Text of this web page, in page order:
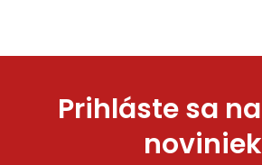
Prihláste sa
noviniek